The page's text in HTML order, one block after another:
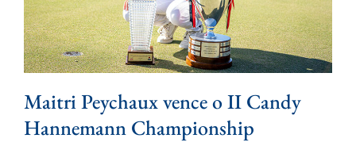
Maitri Peychaux vence o II Candy
Hannemann Championship